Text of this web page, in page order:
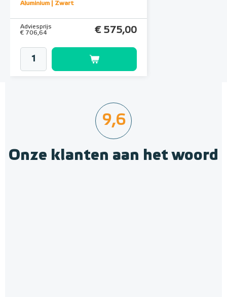
Aluminium | Zwart
Adviesprijs
€ 706,64
€ 575,00
9,6
Onze klanten aan het woord